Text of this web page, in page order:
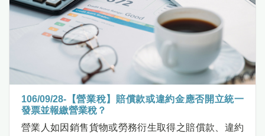
106/09/28-【營業稅】賠償款或違約金應否開立統一
發票並報繳營業稅？
營業人如因銷售貨物或勞務衍生取得之賠償款、違約